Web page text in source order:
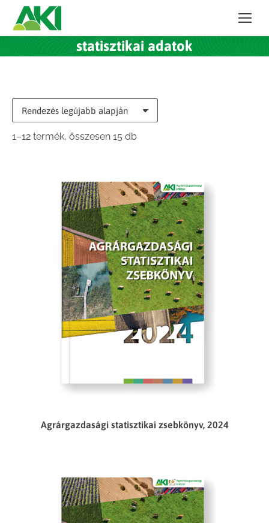
statisztikai adatok
1–12 termék, összesen 15 dbSorted
Agrárgazdasági statisztikai zsebkönyv, 2024